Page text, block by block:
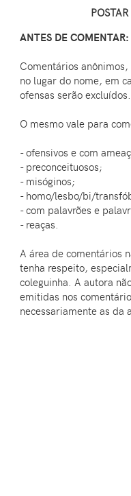
ANTES DE COMENTAR:
Comentários anônimos,
no lugar do nome, em
ofensas serão excluídos.
O mesmo vale para
- ofensivos e com
- preconceituosos;
- misóginos;
- homo/lesbo/bi/
- com palavrões e
- reaças.
A área de comentários
tenha respeito,
coleguinha. A autora
emitidas nos
necessariamente as da